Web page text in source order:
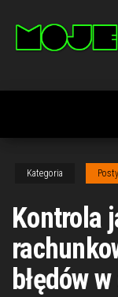
treści
Kategoria Posty
Kontrola
błędów